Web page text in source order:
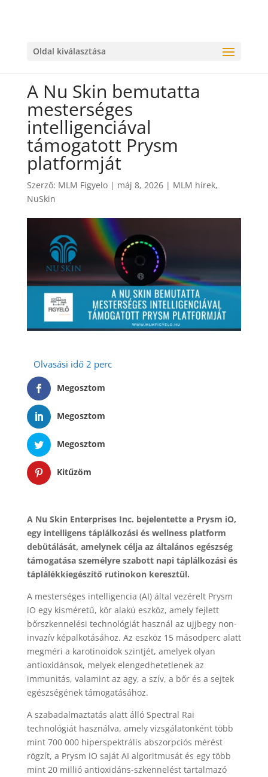
Oldal kiválasztása
A Nu Skin bemutatta
mesterséges
intelligenciával
támogatott Prysm
platformját
Szerző: MLM Figyelo| máj 8, 2026| MLM hírek,
NuSkin
Megosztom
Megosztom
Megosztom
Kitűzöm
A Nu Skin Enterprises Inc. bejelentette a Prysm iO,
egy intelligens táplálkozási és wellness platform
debütálását, amelynek célja az általános egészség
támogatása személyre szabott napi táplálkozási és
táplálékkiegészítő rutinokon keresztül.
A mesterséges intelligencia (AI) által vezérelt Prysm
iO egy kisméretű, kör alakú eszköz, amely fejlett
bőrszkennelési technológiát használ az ujjbegy non-
invazív képalkotásához. Az eszköz 15 másodperc alatt
megméri a karotinoidok szintjét, amelyek olyan
antioxidánsok, melyek elengedhetetlenek az
immunitás, valamint az agy, a szív, a bőr és a sejtek
egészségének támogatásához.
A szabadalmaztatás alatt álló Spectral Rai
technológiát használva, amely vizsgálatonként több
mint 700 000 hiperspektrális abszorpciós mérést
rögzít, a Prysm iO saját AI algoritmusát és egy több
mint 20 millió antioxidáns-szkennelést tartalmazó